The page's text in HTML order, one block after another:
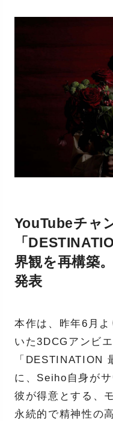
YouTubeチャ
「
界観を再構築
発表
本作は、昨年6月
いた3DCGアンビ
「DESTINATION
に、Seiho自身が
彼が得意とする、
永続的で精神性の